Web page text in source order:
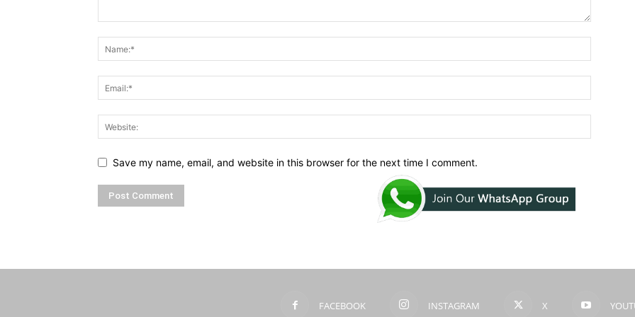
Save my name, email, and website in this browser for the next time I comment.
FACEBOOK INSTAGRAM X